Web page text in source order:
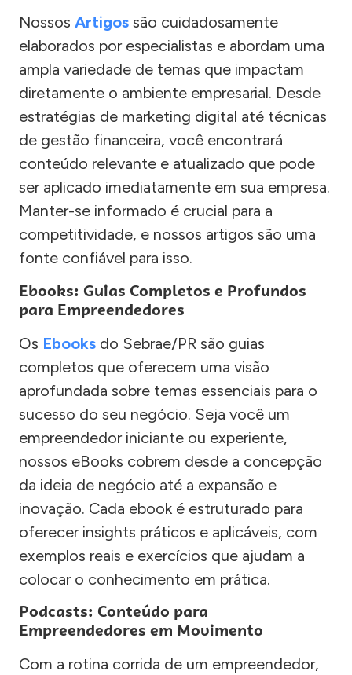
Nossos Artigos são cuidadosamente
elaborados por especialistas e abordam uma
ampla variedade de temas que impactam
diretamente o ambiente empresarial. Desde
estratégias de marketing digital até técnicas
de gestão financeira, você encontrará
conteúdo relevante e atualizado que pode
ser aplicado imediatamente em sua empresa.
Manter-se informado é crucial para a
competitividade, e nossos artigos são uma
fonte confiável para isso.
Ebooks: Guias Completos e Profundos
para Empreendedores
Os Ebooks do Sebrae/PR são guias
completos que oferecem uma visão
aprofundada sobre temas essenciais para o
sucesso do seu negócio. Seja você um
empreendedor iniciante ou experiente,
nossos eBooks cobrem desde a concepção
da ideia de negócio até a expansão e
inovação. Cada ebook é estruturado para
oferecer insights práticos e aplicáveis, com
exemplos reais e exercícios que ajudam a
colocar o conhecimento em prática.
Podcasts: Conteúdo para
Empreendedores em Movimento
Com a rotina corrida de um empreendedor,